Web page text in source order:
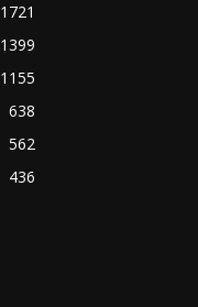
1721
1399
1155
638
562
436